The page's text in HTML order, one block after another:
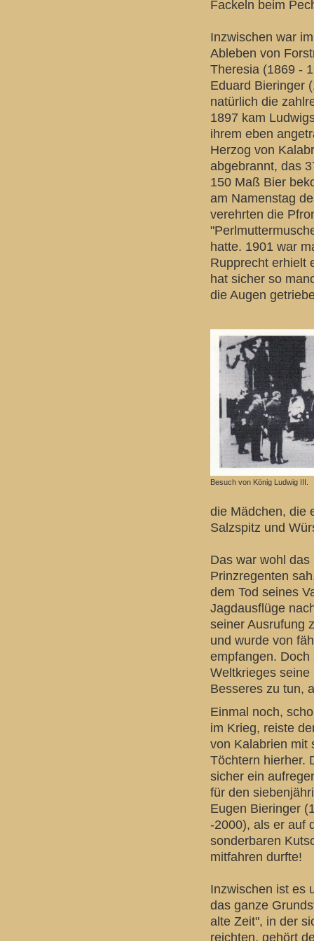
Fackeln beim
Inzwischen war
Ableben von
Theresia (1869 -
Eduard Bieringer
natürlich die
1897 kam
ihrem eben
Herzog von
abgebrannt, das
150 Maß Bier
am Namenstag
verehrten die
hatte. 1901 war
Rupprecht erhielt
hat sicher so
die Augen
Besuch von König Ludwig III.
die Mädchen, die
Salzspitz und
Das war wohl
Prinzregenten
dem Tod seines
Jagdausflüge
seiner Ausrufung
und wurde von
empfangen.
Weltkrieges
Besseres zu tun,
Einmal noch,
im Krieg, reiste
von Kalabrien mit
Töchtern hierher.
sicher ein
für den
Eugen Bieringer
-2000), als er auf
sonderbaren
mitfahren durfte!
Inzwischen ist es
das ganze
alte Zeit", in der
reichten, gehört